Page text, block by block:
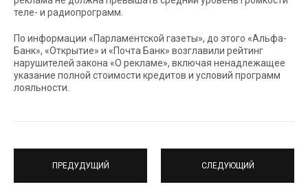
теле- и радиопрограмм.
По информации «Парламентской газеты», до этого «Альфа-
Банк», «Открытие» и «Почта Банк» возглавили рейтинг
нарушителей закона «О рекламе», включая ненадлежащее
указание полной стоимости кредитов и условий программ
лояльности.
ПРЕДУДУЩИЙ СЛЕДУЮЩИЙ